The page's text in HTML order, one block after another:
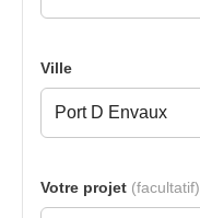
Ville
Votre projet (facultatif)